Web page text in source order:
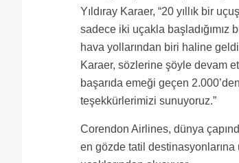
Yıldıray Karaer, “20 yıllık bir
sadece iki uçakla başladığımız
hava yollarından biri haline
Karaer, sözlerine şöyle devam
başarıda emeği geçen
teşekkürlerimizi sunuyoruz.”
Corendon Airlines, dünya
en gözde tatil